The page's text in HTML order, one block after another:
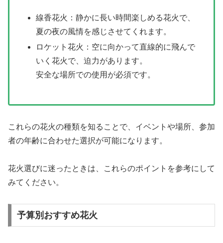
線香花火：静かに長い時間楽しめる花火で、
夏の夜の風情を感じさせてくれます。
ロケット花火：空に向かって直線的に飛んで
いく花火で、迫力があります。
安全な場所での使用が必須です。
これらの花火の種類を知ることで、イベントや場所、参加
者の年齢に合わせた選択が可能になります。
花火選びに迷ったときは、これらのポイントを参考にして
みてください。
予算別おすすめ花火